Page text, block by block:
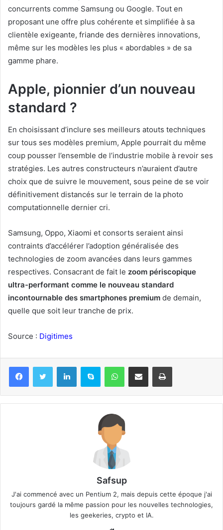
concurrents comme Samsung ou Google. Tout en
proposant une offre plus cohérente et simplifiée à sa
clientèle exigeante, friande des dernières innovations,
même sur les modèles les plus « abordables » de sa
gamme phare.
Apple, pionnier d’un nouveau
standard ?
En choisissant d’inclure ses meilleurs atouts techniques
sur tous ses modèles premium, Apple pourrait du même
coup pousser l’ensemble de l’industrie mobile à revoir ses
stratégies. Les autres constructeurs n’auraient d’autre
choix que de suivre le mouvement, sous peine de se voir
définitivement distancés sur le terrain de la photo
computationnelle dernier cri.
Samsung, Oppo, Xiaomi et consorts seraient ainsi
contraints d’accélérer l’adoption généralisée des
technologies de zoom avancées dans leurs gammes
respectives. Consacrant de fait le zoom périscopique
ultra-performant comme le nouveau standard
incontournable des smartphones premium de demain,
quelle que soit leur tranche de prix.
Source : Digitimes
LinkedinSkype WhatsAppPartager par email Imprimer
Safsup
J'ai commencé avec un Pentium 2, mais depuis cette époque j'ai
toujours gardé la même passion pour les nouvelles technologies,
les geekeries, crypto et IA.